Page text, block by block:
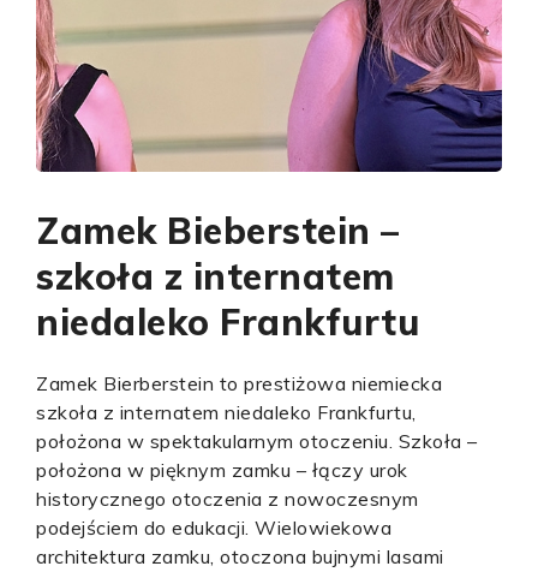
Zamek Bieberstein –
szkoła z internatem
niedaleko Frankfurtu
Zamek Bierberstein to prestiżowa niemiecka
szkoła z internatem niedaleko Frankfurtu,
położona w spektakularnym otoczeniu. Szkoła –
położona w pięknym zamku – łączy urok
historycznego otoczenia z nowoczesnym
podejściem do edukacji. Wielowiekowa
architektura zamku, otoczona bujnymi lasami